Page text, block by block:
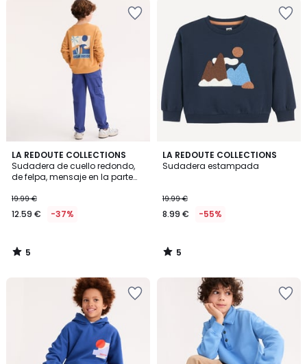
LA REDOUTE COLLECTIONS
Sudadera de cuello redondo,
de felpa, mensaje en la parte
espalda
19.99 €
12.59 € -37%
5
/
5
5
/
LA REDOUTE COLLECTIONS
Sudadera estampada
19.99 €
8.99 € -55%
5
/
5
/